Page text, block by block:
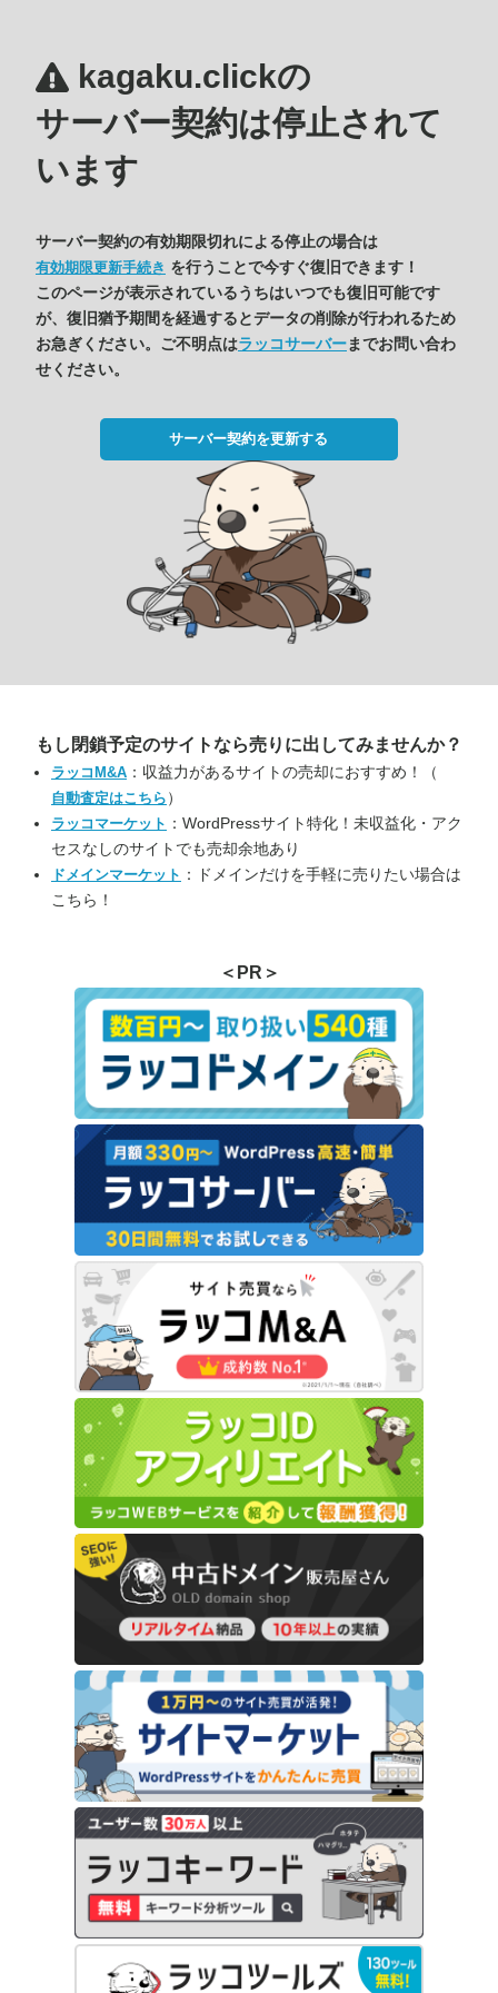
kagaku.clickの
サーバー契約は停止されて
います
サーバー契約の有効期限切れによる停止の場合は
有効期限更新手続き を行うことで今すぐ復旧できます！
このページが表示されているうちはいつでも復旧可能です
が、復旧猶予期間を経過するとデータの削除が行われるため
お急ぎください。ご不明点はラッコサーバーまでお問い合わ
せください。
サーバー契約を更新する
もし閉鎖予定のサイトなら売りに出してみませんか？
ラッコM&A ：収益力があるサイトの売却におすすめ！（
自動査定はこちら ）
ラッコマーケット ：WordPressサイト特化！未収益化・アク
セスなしのサイトでも売却余地あり
ドメインマーケット ：ドメインだけを手軽に売りたい場合は
こちら！
＜PR＞